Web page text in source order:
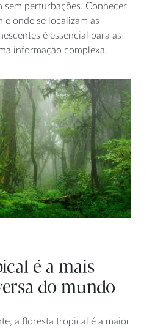
sem perturbações. Conhecer
e onde se localizam as
é essencial para as
informação complexa.
é a mais
do mundo
a floresta tropical é a maior